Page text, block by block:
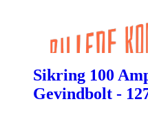
Sikring 100
Gevindbolt -